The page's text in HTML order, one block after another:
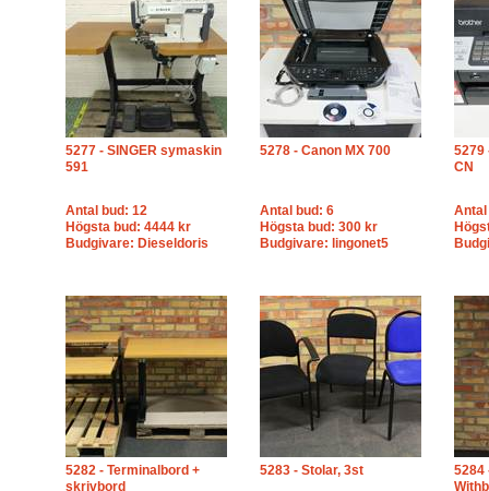
5277 - SINGER symaskin
591
Antal bud: 12
Högsta bud: 4444 kr
Budgivare: Dieseldoris
5278 - Canon MX 700
Antal bud: 6
Högsta bud: 300 kr
Budgivare: lingonet5
5279
CN
Antal
5282 - Terminalbord +
skrivbord
5283 - Stolar, 3st
5284